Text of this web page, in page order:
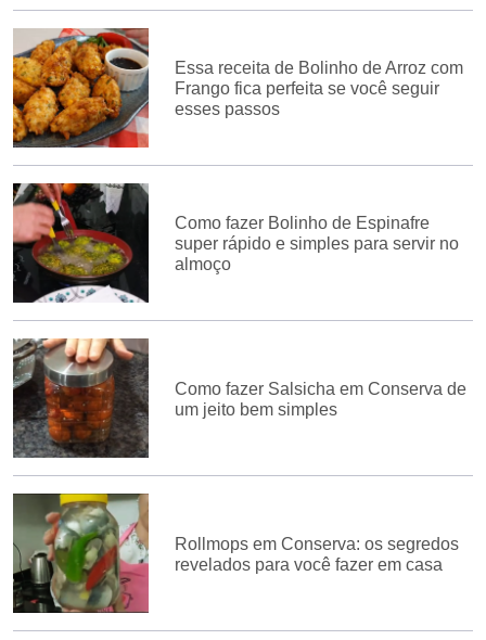
Essa receita de Bolinho de Arroz com
Frango fica perfeita se você seguir
esses passos
Como fazer Bolinho de Espinafre
super rápido e simples para servir no
almoço
Como fazer Salsicha em Conserva de
um jeito bem simples
Rollmops em Conserva: os segredos
revelados para você fazer em casa